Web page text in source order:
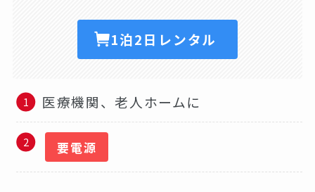
1泊2日レンタル
医療機関、老人ホームに
要電源